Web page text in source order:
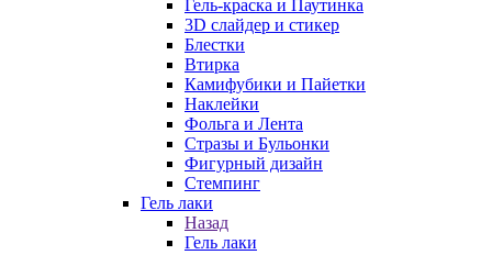
Гель-краска и Паутинка
3D слайдер и стикер
Блестки
Втирка
Камифубики и Пайетки
Наклейки
Фольга и Лента
Стразы и Бульонки
Фигурный дизайн
Стемпинг
Гель лаки
Назад
Гель лаки